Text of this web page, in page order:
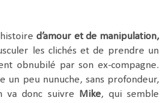
d’amour et de manipulation,
les clichés et de prendre un
obnubilé par son ex-compagne.
un peu nunuche, sans profondeur,
va donc suivre
Mike, qui semble